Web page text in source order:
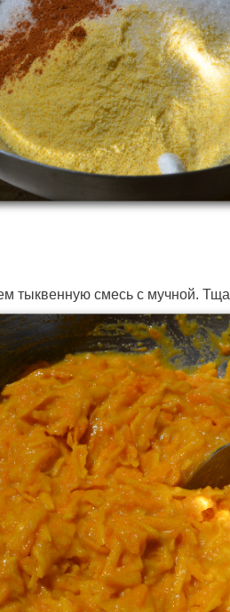
тыквенную смесь с мучной.